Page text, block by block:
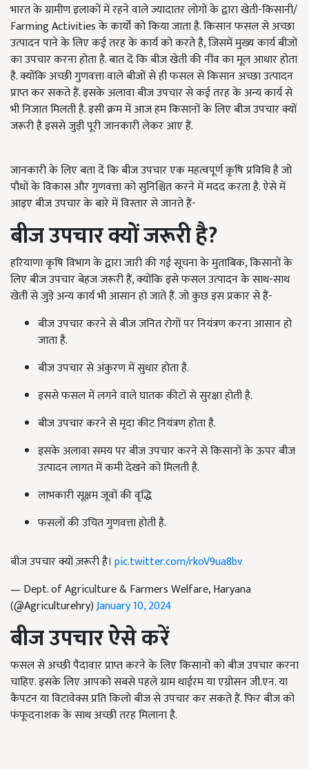
भारत के ग्रामीण इलाकों में रहने वाले ज्यादातर लोगों के द्वारा खेती-किसानी/
Farming Activities के कार्यों को किया जाता है. किसान फसल से अच्छा
उत्पादन पाने के लिए कई तरह के कार्य को करते है, जिसमें मुख्य कार्य बीजों
का उपचार करना होता है. बात दें कि बीज खेती की नींव का मूल आधार होता
है. क्योंकि अच्छी गुणवत्ता वाले बीजों से ही फसल से किसान अच्छा उत्पादन
प्राप्त कर सकते हैं. इसके अलावा बीज उपचार से कई तरह के अन्य कार्य से
भी निजात मिलती है. इसी क्रम में आज हम किसानों के लिए बीज उपचार क्यों
जरूरी है इससे जुड़ी पूरी जानकारी लेकर आए हैं.
जानकारी के लिए बता दें कि बीज उपचार एक महत्वपूर्ण कृषि प्रविधि है जो
पौधों के विकास और गुणवत्ता को सुनिश्चित करने में मदद करता है. ऐसे में
आइए बीज उपचार के बारे में विस्तार से जानते हैं-
बीज उपचार क्यों जरूरी है?
हरियाणा कृषि विभाग के द्वारा जारी की गई सूचना के मुताबिक, किसानों के
लिए बीज उपचार बेहज जरूरी हैं, क्योंकि इसे फसल उत्पादन के साथ-साथ
खेती से जुड़े अन्य कार्य भी आसान हो जाते हैं. जो कुछ इस प्रकार से हैं-
बीज उपचार करने से बीज जनित रोगों पर नियंत्रण करना आसान हो
जाता है.
बीज उपचार से अंकुरण में सुधार होता है.
इससे फसल में लगने वाले घातक कीटों से सुरक्षा होती है.
बीज उपचार करने से मृदा कीट नियंत्रण होता है.
इसके अलावा समय पर बीज उपचार करने से किसानों के ऊपर बीज
उत्पादन लागत में कमी देखने को मिलती है.
लाभकारी सूक्षम जूवों की वृद्धि
फसलों की उचित गुणवत्ता होती है.
बीज उपचार क्यों ज़रूरी है। pic.twitter.com/rkoV9ua8bv
— Dept. of Agriculture & Farmers Welfare, Haryana
(@Agriculturehry)January 10, 2024
बीज उपचार ऐसे करें
फसल से अच्छी पैदावार प्राप्त करने के लिए किसानों को बीज उपचार करना
चाहिए. इसके लिए आपको सबसे पहले ग्राम थाईरम या एग्रोसन जी.एन. या
कैपटन या विटावेक्स प्रति किलो बीज से उपचार कर सकते हैं. फिर बीज को
फंफूदनाशक के साथ अच्छी तरह मिलाना है.